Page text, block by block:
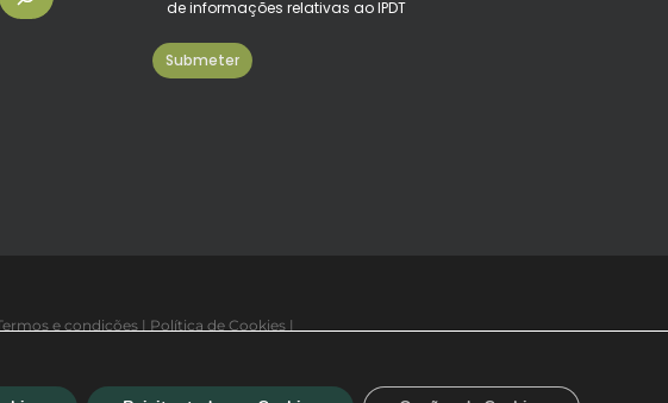
de informações relativas ao IPDT
e condições| Política de Cookies|